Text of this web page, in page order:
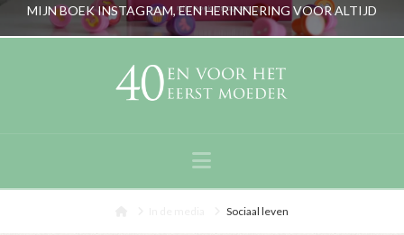
MIJN BOEK INSTAGRAM, EEN HERINNERING VOOR ALTIJD
RORYBLOKZIJL
Navigation
Sociaal leven